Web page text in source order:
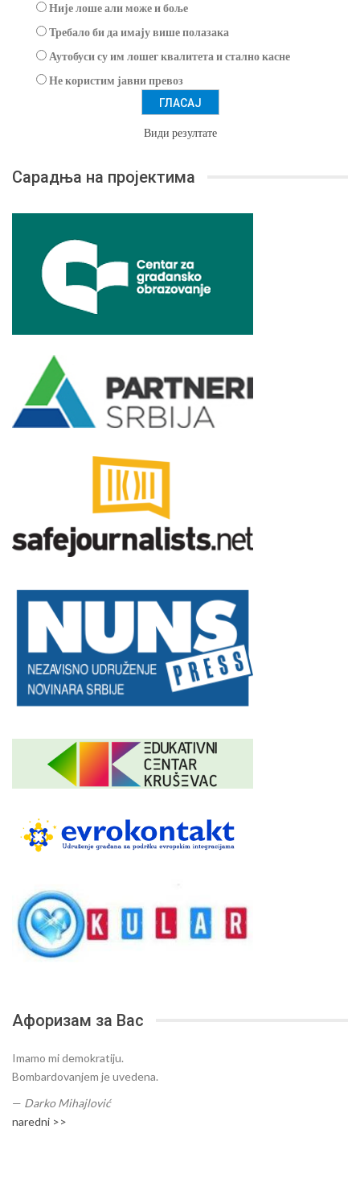
Није лоше али може и боље
Требало би да имају више полазака
Аутобуси су им лошег квалитета и стално касне
Не користим јавни превоз
Види резултате
Сарадња на пројектима
Афоризам за Вас
Imamo mi demokratiju.
Bombardovanjem je uvedena.
— Darko Mihajlović
naredni >>